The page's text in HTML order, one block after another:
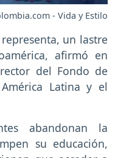
- Vida y Estilo
un lastre
afirmó en
del Fondo de
Latina y el
abandonan la
su educación,